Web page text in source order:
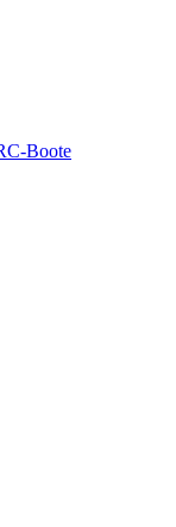
Boote